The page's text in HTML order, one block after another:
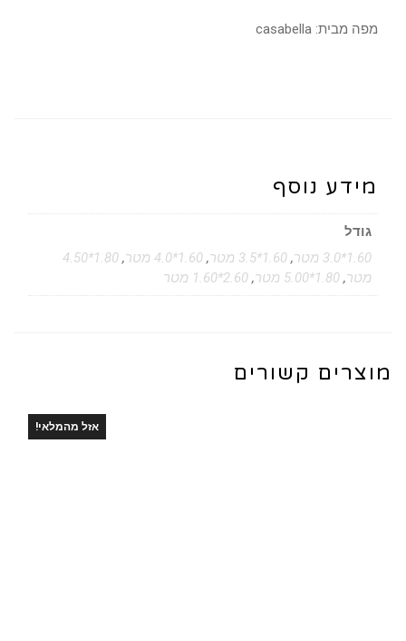
מפה מבית: casabella
מידע נוסף
גודל
1.60*3.0 מטר
,1.60*3.5 מטר ,1.60*4.0 מטר ,
1.80*4.50
מטר,1.80*5.00 מטר ,2.60*1.60 מטר
מוצרים קשורים
אזל מהמלאי!